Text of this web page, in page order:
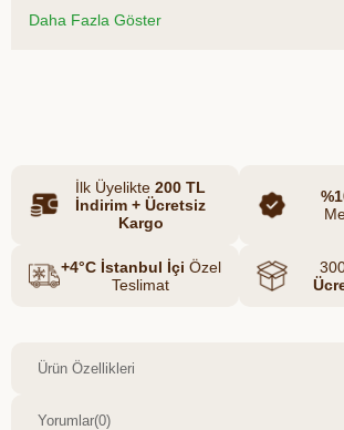
Tamamen %100 organik karakılçık unu
beslenmeye katkıda bulunur. Kendine
özgü aromasıyla yemeklerinize farklı bir
Daha Fazla Göster
İlk Üyelikte 200 TL
İndirim + Ücretsiz
Kargo
+4°C İstanbul İçi Özel
Teslimat
Ürün Özellikleri
Yorumlar(0)